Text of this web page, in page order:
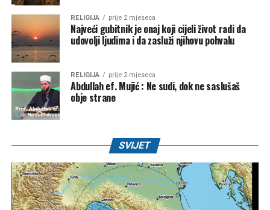
RELIGIJA prije 2 mjeseca
Najveći gubitnik je onaj koji cijeli život radi da
udovolji ljudima i da zasluži njihovu pohvalu
RELIGIJA prije 2 mjeseca
Abdullah ef. Mujić : Ne sudi, dok ne saslušaš
obje strane
SVIJET